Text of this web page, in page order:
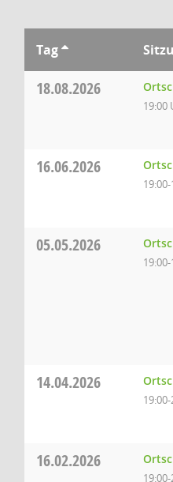
Tag
18.08.2026
19:00
16.06.2026
05.05.2026
14.04.2026
16.02.2026